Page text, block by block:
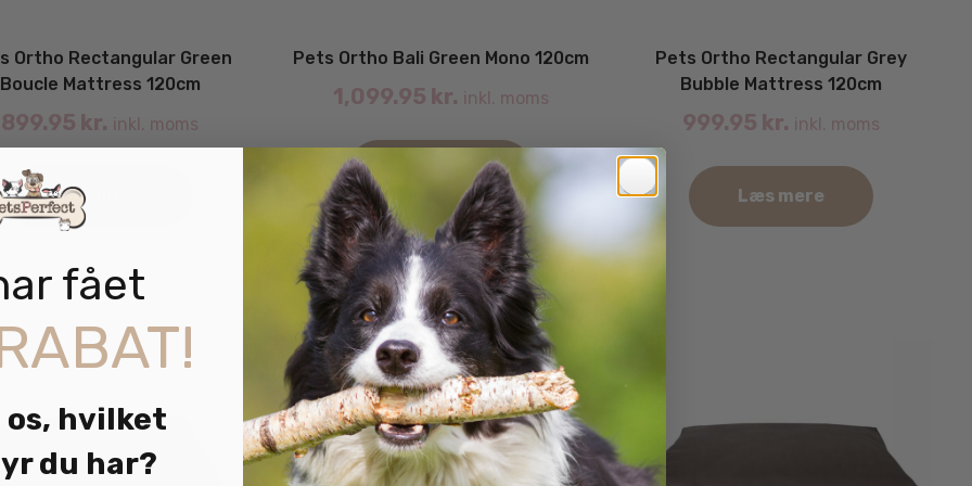
Ortho Rectangular Green
Boucle Mattress 120cm
899.95 kr. inkl. moms
Læs mere
Pets Ortho Bali Green Mono 120cm
1,099.95 kr. inkl. moms
Læs mere
Pets Ortho Rectangular Grey
Bubble Mattress 120cm
999.95 kr. inkl. moms
Læs mere
fået
hvilket
du har?